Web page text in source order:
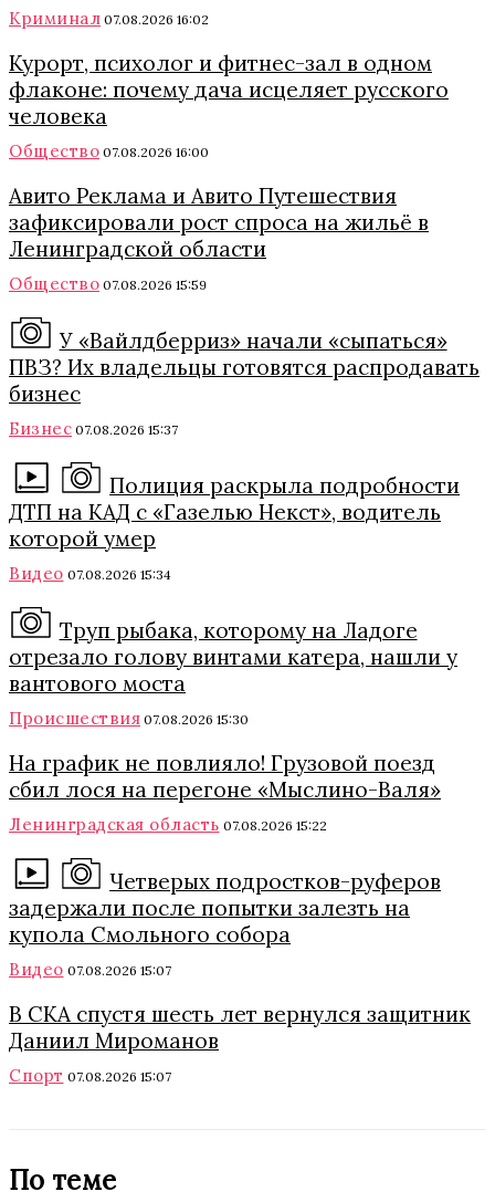
Криминал 07.08.2026 16:02
Курорт, психолог и фитнес-зал в одном
флаконе: почему дача исцеляет русского
человека
Общество 07.08.2026 16:00
Авито Реклама и Авито Путешествия
зафиксировали рост спроса на жильё в
Ленинградской области
Общество 07.08.2026 15:59
У «Вайлдберриз» начали «сыпаться»
ПВЗ? Их владельцы готовятся распродавать
бизнес
Бизнес 07.08.2026 15:37
Полиция раскрыла подробности
ДТП на КАД с «Газелью Некст», водитель
которой умер
Видео 07.08.2026 15:34
Труп рыбака, которому на Ладоге
отрезало голову винтами катера, нашли у
вантового моста
Происшествия 07.08.2026 15:30
На график не повлияло! Грузовой поезд
сбил лося на перегоне «Мыслино-Валя»
Ленинградская область 07.08.2026 15:22
Четверых подростков-руферов
задержали после попытки залезть на
купола Смольного собора
Видео 07.08.2026 15:07
В СКА спустя шесть лет вернулся защитник
Даниил Мироманов
Спорт 07.08.2026 15:07
По теме